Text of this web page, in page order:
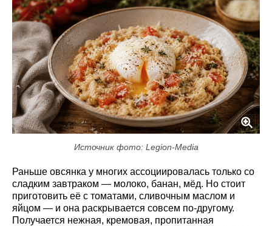
Источник фото: Legion-Media
Раньше овсянка у многих ассоциировалась только со
сладким завтраком — молоко, банан, мёд. Но стоит
приготовить её с томатами, сливочным маслом и
яйцом — и она раскрывается совсем по-другому.
Получается нежная, кремовая, пропитанная